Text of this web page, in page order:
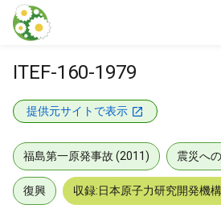
本文に飛ぶ
ITEF-160-1979
提供元サイトで表示
福島第一原発事故 (2011) 震災へ
復興 収録:日本原子力研究開発機